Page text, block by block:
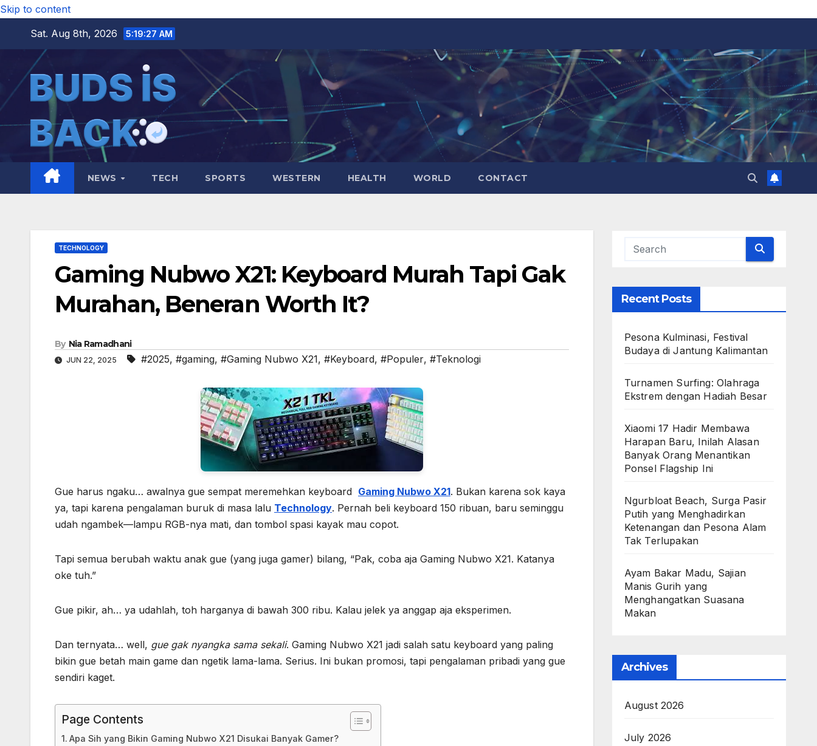
Skip to content
Sat. Aug 8th, 2026
5:19:28 AM
NEWS TECH SPORTS WESTERN HEALTH WORLD CONTACT
TECHNOLOGY
Gaming Nubwo X21: Keyboard Murah Tapi Gak
Murahan, Beneran Worth It?
By Nia Ramadhani
JUN 22, 2025 #2025, #gaming, #Gaming Nubwo X21, #Keyboard, #Populer, #Teknologi
Gue harus ngaku… awalnya gue sempat meremehkan keyboard Gaming Nubwo X21. Bukan karena sok kaya
ya, tapi karena pengalaman buruk di masa lalu Technology. Pernah beli keyboard 150 ribuan, baru seminggu
udah ngambek—lampu RGB-nya mati, dan tombol spasi kayak mau copot.
Tapi semua berubah waktu anak gue (yang juga gamer) bilang, “Pak, coba aja Gaming Nubwo X21. Katanya
oke tuh.”
Gue pikir, ah… ya udahlah, toh harganya di bawah 300 ribu. Kalau jelek ya anggap aja eksperimen.
Dan ternyata… well, gue gak nyangka sama sekali. Gaming Nubwo X21 jadi salah satu keyboard yang paling
bikin gue betah main game dan ngetik lama-lama. Serius. Ini bukan promosi, tapi pengalaman pribadi yang gue
sendiri kaget.
Page Contents
Apa Sih yang Bikin Gaming Nubwo X21 Disukai Banyak Gamer?
Recent Posts
Pesona Kulminasi, Festival
Budaya di Jantung Kalimantan
Turnamen Surfing: Olahraga
Ekstrem dengan Hadiah Besar
Xiaomi 17 Hadir Membawa
Harapan Baru, Inilah Alasan
Banyak Orang Menantikan
Ponsel Flagship Ini
Ngurbloat Beach, Surga Pasir
Putih yang Menghadirkan
Ketenangan dan Pesona Alam
Tak Terlupakan
Ayam Bakar Madu, Sajian
Manis Gurih yang
Menghangatkan Suasana
Makan
Archives
August 2026
July 2026